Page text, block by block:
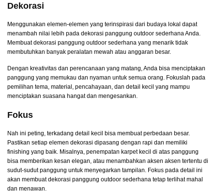
Dekorasi
Menggunakan elemen-elemen yang terinspirasi dari budaya lokal dapat
menambah nilai lebih pada dekorasi panggung outdoor sederhana Anda.
Membuat dekorasi panggung outdoor sederhana yang menarik tidak
membutuhkan banyak peralatan mewah atau anggaran besar.
Dengan kreativitas dan perencanaan yang matang, Anda bisa menciptakan
panggung yang memukau dan nyaman untuk semua orang. Fokuslah pada
pemilihan tema, material, pencahayaan, dan detail kecil yang mampu
menciptakan suasana hangat dan mengesankan.
Fokus
Nah ini peting, terkadang detail kecil bisa membuat perbedaan besar.
Pastikan setiap elemen dekorasi dipasang dengan rapi dan memiliki
finishing yang baik. Misalnya, penempatan karpet kecil di atas panggung
bisa memberikan kesan elegan, atau menambahkan aksen aksen tertentu di
sudut-sudut panggung untuk menyegarkan tampilan. Fokus pada detail ini
akan membuat dekorasi panggung outdoor sederhana tetap terlihat mahal
dan menawan.